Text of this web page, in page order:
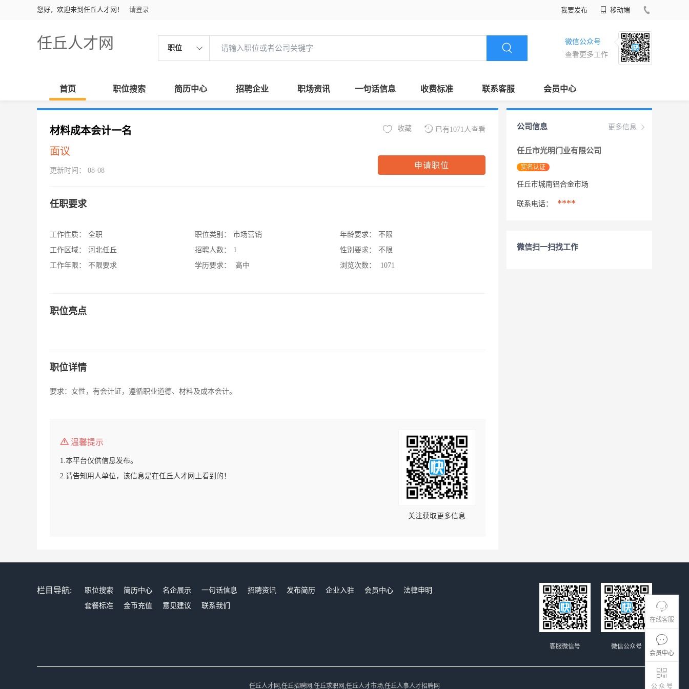
您好，欢迎来到任丘人才网！ 请登录 我要发布 移动端
任丘人才网 职位
微信公众号
查看更多工作
首页 职位搜索 简历中心 招聘企业 职场资讯 一句话信息 收费标准 联系客服 会员中心
在线客服
会员中心
公 众 号
材料成本会计一名
面议
更新时间： 08-08
已有1071人查看
收藏
申请职位
任职要求
工作性质：
全职
工作区域：
河北任丘
工作年限：
不限要求
职位类别：
市场营销
招聘人数：
1
学历要求：
高中
年龄要求：
不限
性别要求：
不限
浏览次数：
1071
职位亮点
职位详情
要求：女性，有会计证，遵循职业道德、材料及成本会计。
温馨提示
1.本平台仅供信息发布。
2.请告知用人单位，该信息是在任丘人才网上看到的！
关注获取更多信息
更多信息
公司信息
任丘市光明门业有限公司
实名认证
任丘市城南铝合金市场
联系电话： ****
微信扫一扫找工作
栏目导航: 职位搜索 简历中心 名企展示 一句话信息 招聘资讯 发布简历 企业入驻 会员中心
法律申明
套餐标准
金币充值 意见建议 联系我们
微信公众号
客服微信号
任丘人才网,任丘招聘网,任丘求职网,任丘人才市场,任丘人事人才招聘网